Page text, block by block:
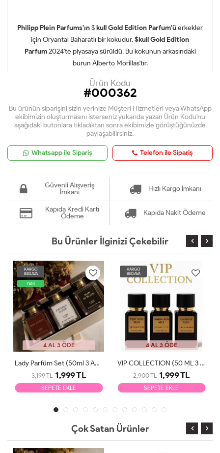
Philipp Plein Parfums'ın$kull Gold Edition Parfum'üerkekler
için Oryantal Baharatlı bir kokudur.$kull Gold Edition
Parfum2024'te piyasaya sürüldü. Bu kokunun arkasındaki
burun Alberto Morillas'tır.
Ürün Kodu
#000362
Bu ürünün siparişini sizin yerinize Müşteri Hizmetleri veya WhatsApp
ekibimizin oluşturmasını isterseniz yukarıda yazan Ürün Kodu'nu
aşağıdaki butonlara tıkladıktan sonra ekibimizle görüştüğünüzde
paylaşabilirsiniz.
Whatsapp ile Sipariş Telefon ile Sipariş
Güvenli Alışveriş
İmkanı
Hızlı Kargo İmkanı
Kapıda Kredi Kartı
Ödeme
Kapıda Nakit Ödeme
Bu Ürünler İlginizi Çekebilir
KARGO
BEDAVA
YENİ
4 AL 3 ÖDE
Lady Parfüm Set (50ml 3 Adet)
3,199 TL 1,999 TL
SEPETE EKLE
KARGO
BEDAVA
4 AL 3 ÖDE
VIP COLLECTION (50 ML 3 ADET)
2,900 TL 1,999 TL
SEPETE EKLE
Çok Satan Ürünler